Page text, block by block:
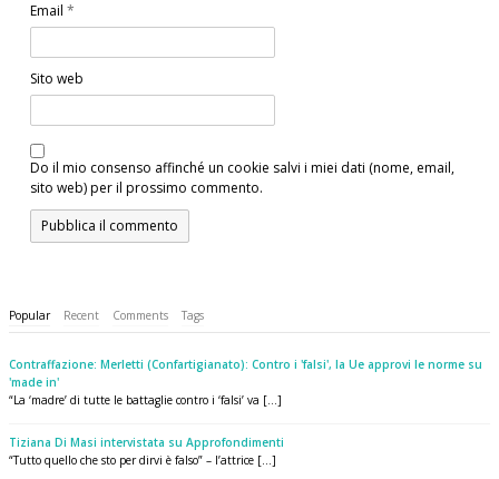
Email *
Sito web
Do il mio consenso affinché un cookie salvi i miei dati (nome, email,
sito web) per il prossimo commento.
Popular Recent Comments Tags
Contraffazione: Merletti (Confartigianato): Contro i 'falsi', la Ue approvi le norme su
'made in'
“La ‘madre’ di tutte le battaglie contro i ‘falsi’ va [...]
Tiziana Di Masi intervistata su Approfondimenti
“Tutto quello che sto per dirvi è falso” – l’attrice [...]